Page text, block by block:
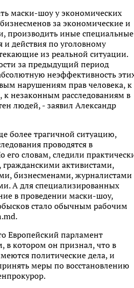
маски-шоу у экономических
за экономические и
производить иные специальные
и действия по уголовному
из реальной ситуации.
за предыдущий период
неэффективность
нарушениям прав человека, к
незаконным расследованиям в
людей, - заявил Александр
более трагичной ситуацию,
проводятся в
словам, следили
активистами,
бизнесменами, журналистами
А для специализированных
в проведении маски-шоу,
стало обычным рабочим
Европейский парламент
в котором он признал, что в
политические дела, и
меры по восстановлению